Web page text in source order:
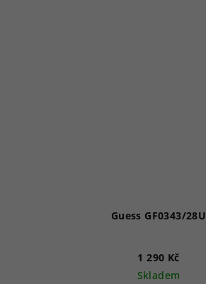
Guess GF0343/28U
1 290 Kč
Skladem